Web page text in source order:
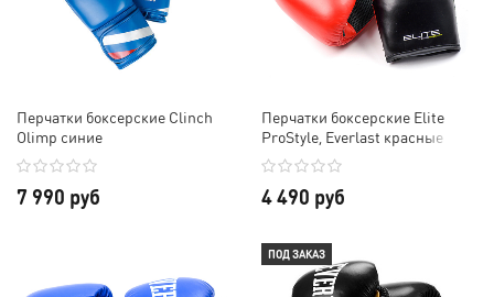
Перчатки боксерские Clinch
Olimp синие
7 990 руб
Перчатки боксерские Elite
ProStyle, Everlast красные
4 490 руб
ПОД ЗАКАЗ